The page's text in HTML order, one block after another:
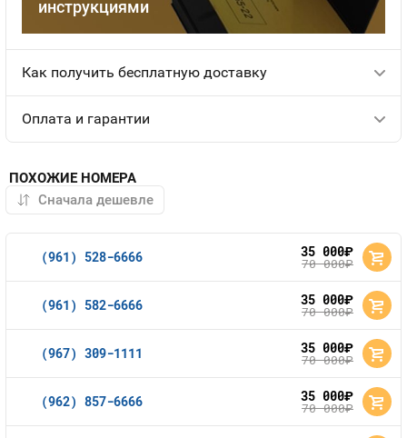
инструкциями
Как получить бесплатную доставку
Оплата и гарантии
ПОХОЖИЕ НОМЕРА
(961) 528-6666 35 000руб.
70 000руб.
(961) 582-6666 35 000руб.
70 000руб.
(967) 309-1111 35 000руб.
70 000руб.
(962) 857-6666 35 000руб.
70 000руб.